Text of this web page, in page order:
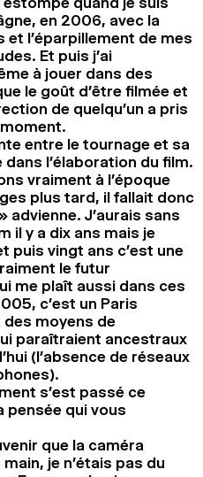
en 2006, avec la
l’éparpillement de mes
Et puis j’ai
à jouer dans des
le goût d’être filmée et
de quelqu’un a pris
entre le tournage et sa
l’élaboration du film.
vraiment à l’époque
plus tard, il fallait donc
advienne. J’aurais sans
il y a dix ans mais je
puis vingt ans c’est une
le futur
me plaît aussi dans ces
c’est un Paris
moyens de
paraîtraient ancestraux
(l’absence de réseaux
s’est passé ce
pensée qui vous
que la caméra
je n’étais pas du